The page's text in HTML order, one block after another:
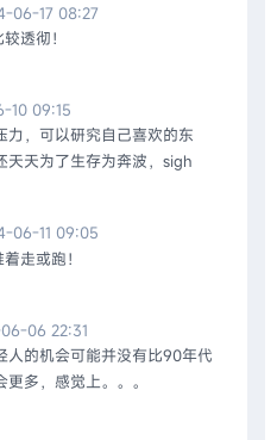
06-17 08:27
透彻！
10 09:15
力，可以研究自己喜欢的东
天天为了生存为奔波，sigh
06-11 09:05
走或跑！
06 22:31
人的机会可能并没有比90年代
多，感觉上。。。